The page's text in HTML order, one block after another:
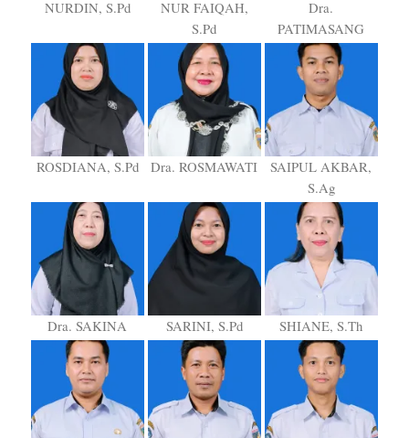
NURDIN, S.Pd
NUR FAIQAH,
S.Pd
Dra.
PATIMASANG
ROSDIANA, S.Pd Dra. ROSMAWATI
SAIPUL AKBAR,
S.Ag
Dra. SAKINA SARINI, S.Pd SHIANE, S.Th